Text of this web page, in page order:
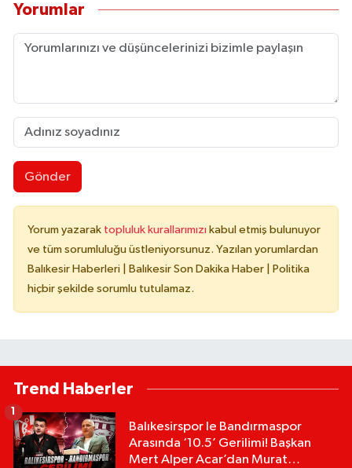
Yorumlar
Gönder
Yorum yazarak topluluk kurallarımızı kabul etmiş bulunuyor
ve tüm sorumluluğu üstleniyorsunuz. Yazılan yorumlardan
Balıkesir Haberleri | Balıkesir Son Dakika Haber | Politika
hiçbir şekilde sorumlu tutulamaz.
Trend Haberler
Balıkesirspor le Bandırmaspor
Arasında ‘10.5’ Gerilimi! Başkan
Mert Alper Acar’dan Murat